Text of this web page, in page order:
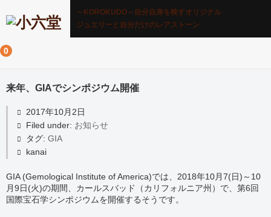
～KOROKUDO～自分自身を映すオリジナル
ジュエリーと自分だけのレアストーン
0
来年、GIAでシンポジウム開催
2017年10月2日
Filed under: お知らせ
タグ: GIA
kanai
GIA (Gemological Institute of America)では、2018年10月7(日)～10
月9日(火)の期間、カールスバッド（カリフォルニア州）で、第6回
国際宝石学シンポジウムを開催するそうです。